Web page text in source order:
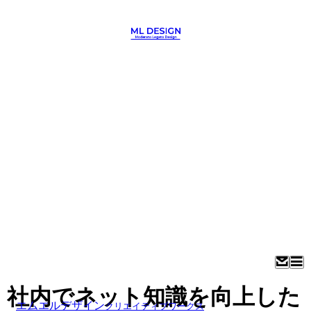
エムエルデザインクリエイティブワークス
社内でネット知識を向上した